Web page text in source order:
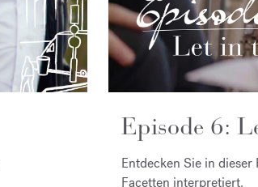
Episode 6:
Entdecken Sie in
Facetten interpretiert.